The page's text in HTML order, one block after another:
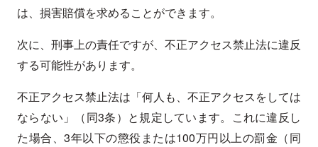
は、損害賠償を求めることができます。
次に、刑事上の責任ですが、不正アクセス禁止法に違反
する可能性があります。
不正アクセス禁止法は「何人も、不正アクセスをしては
ならない」（同3条）と規定しています。これに違反し
た場合、3年以下の懲役または100万円以上の罰金（同